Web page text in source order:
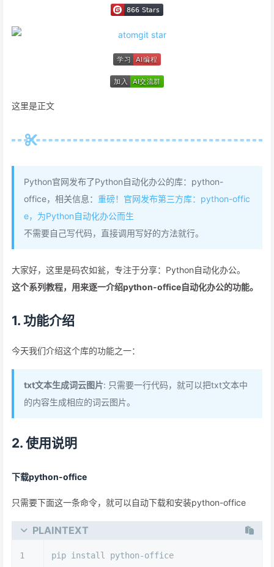
这里是正文
Python官网发布了Python自动化办公的库：python-
office，相关信息： 重磅！官网发布第三方库：python-offic
e，为Python自动化办公而生
不需要自己写代码，直接调用写好的方法就行。
大家好，这里是码农如瓮，专注于分享：Python自动化办公。
这个系列教程，用来逐一介绍python-office自动化办公的功能。
1. 功能介绍
今天我们介绍这个库的功能之一：
txt文本生成词云图片: 只需要一行代码，就可以把txt文本中
的内容生成相应的词云图片。
2. 使用说明
下载python-office
只需要下面这一条命令，就可以自动下载和安装python-office
PLAINTEXT
1 pip install python-office